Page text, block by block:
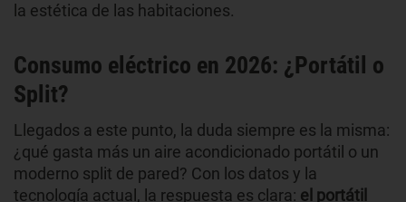
la estética de las habitaciones.
Consumo eléctrico en 2026: ¿Portátil o
Split?
Llegados a este punto, la duda siempre es la misma:
¿qué gasta más un aire acondicionado portátil o un
moderno split de pared? Con los datos y la
tecnología actual, la respuesta es clara: el portátil